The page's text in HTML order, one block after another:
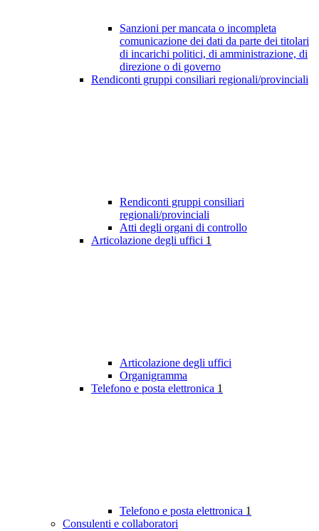
Sanzioni per mancata o incompleta
comunicazione dei dati da parte dei titolari
di incarichi politici, di amministrazione, di
direzione o di governo
Rendiconti gruppi consiliari regionali/provinciali
Rendiconti gruppi consiliari
regionali/provinciali
Atti degli organi di controllo
Articolazione degli uffici 1
Articolazione degli uffici
Organigramma
Telefono e posta elettronica 1
Telefono e posta elettronica 1
Consulenti e collaboratori